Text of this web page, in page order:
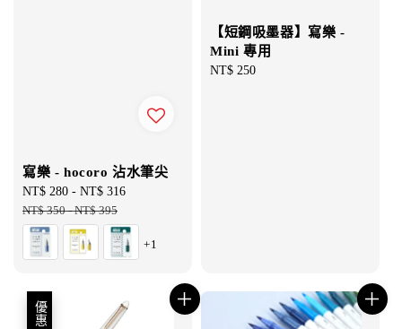
寫樂 - hocoro 沾水筆尖
Sale
price
NT$ 280 - NT$ 316
NT$ 350-NT$ 395
+1
【短鋼吸墨器】寫樂 -
Mini 專用
Regular
NT$ 250
優惠